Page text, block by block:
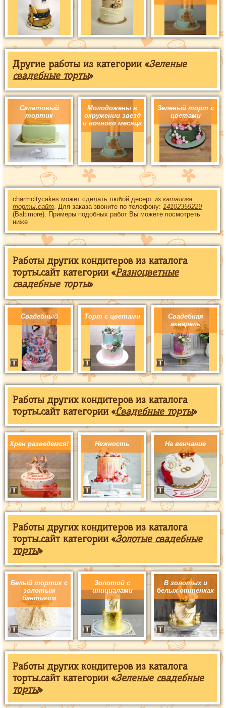
Другие работы из категории «Зеленые
свадебные торты»
Салатовый
тортик
Молодожены в
окружении звезд
и ночного месяца
Зеленый торт с
цветами
charmcitycakes может сделать любой десерт из каталога
торты.сайт . Для заказа звоните по телефону: 14102359229
(Baltimore). Примеры подобных работ Вы можете посмотреть
ниже
Работы других кондитеров из каталога
торты.сайт категории «Разноцветные
свадебные торты»
Свадебный Торт с цветами
Свадебная
акварель
Работы других кондитеров из каталога
торты.сайт категории «Свадебные торты»
Хрен разведемся! Нежность На венчание
Работы других кондитеров из каталога
торты.сайт категории «Золотые свадебные
торты»
Белый тортик с
золотым
бантиком
Золотой с
инициалами
В золотых и
белых оттенках
Работы других кондитеров из каталога
торты.сайт категории «Зеленые свадебные
торты»